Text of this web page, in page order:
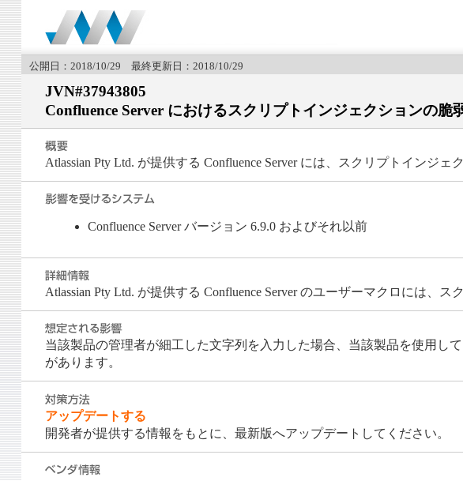
公開日：2018/10/29 最終更新日：2018/10/29
JVN#37943805
Confluence Server におけるスクリプトインジェクションの脆
Atlassian Pty Ltd. が提供する Confluence Server には、スクリプトインジェ
Confluence Server バージョン 6.9.0 およびそれ以前
Atlassian Pty Ltd. が提供する Confluence Server のユーザーマクロには、ス
当該製品の管理者が細工した文字列を入力した場合、当該製品を使用し
があります。
アップデートする
開発者が提供する情報をもとに、最新版へアップデートしてください。